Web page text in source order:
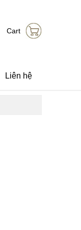
Cart
Liên hệ